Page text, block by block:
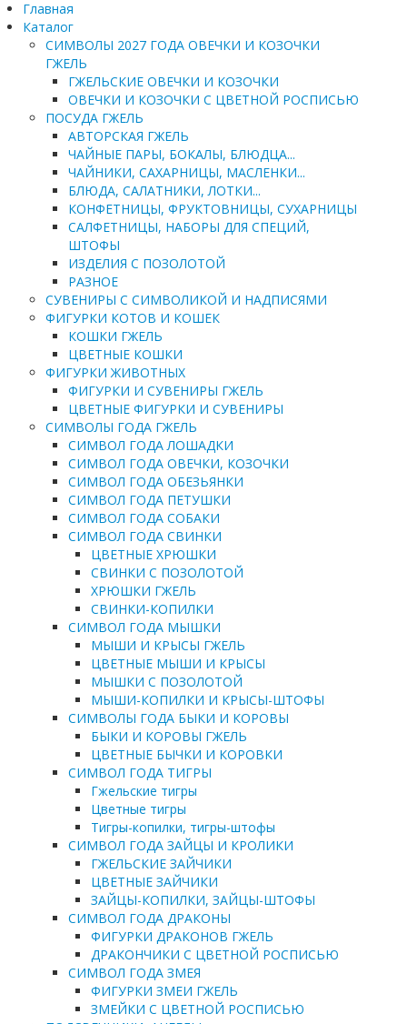
Главная
Каталог
СИМВОЛЫ 2027 ГОДА ОВЕЧКИ И КОЗОЧКИ
ГЖЕЛЬ
ГЖЕЛЬСКИЕ ОВЕЧКИ И КОЗОЧКИ
ОВЕЧКИ И КОЗОЧКИ С ЦВЕТНОЙ РОСПИСЬЮ
ПОСУДА ГЖЕЛЬ
АВТОРСКАЯ ГЖЕЛЬ
ЧАЙНЫЕ ПАРЫ, БОКАЛЫ, БЛЮДЦА...
ЧАЙНИКИ, САХАРНИЦЫ, МАСЛЕНКИ...
БЛЮДА, САЛАТНИКИ, ЛОТКИ...
КОНФЕТНИЦЫ, ФРУКТОВНИЦЫ, СУХАРНИЦЫ
САЛФЕТНИЦЫ, НАБОРЫ ДЛЯ СПЕЦИЙ,
ШТОФЫ
ИЗДЕЛИЯ С ПОЗОЛОТОЙ
РАЗНОЕ
СУВЕНИРЫ С СИМВОЛИКОЙ И НАДПИСЯМИ
ФИГУРКИ КОТОВ И КОШЕК
КОШКИ ГЖЕЛЬ
ЦВЕТНЫЕ КОШКИ
ФИГУРКИ ЖИВОТНЫХ
ФИГУРКИ И СУВЕНИРЫ ГЖЕЛЬ
ЦВЕТНЫЕ ФИГУРКИ И СУВЕНИРЫ
СИМВОЛЫ ГОДА ГЖЕЛЬ
СИМВОЛ ГОДА ЛОШАДКИ
СИМВОЛ ГОДА ОВЕЧКИ, КОЗОЧКИ
СИМВОЛ ГОДА ОБЕЗЬЯНКИ
СИМВОЛ ГОДА ПЕТУШКИ
СИМВОЛ ГОДА СОБАКИ
СИМВОЛ ГОДА СВИНКИ
ЦВЕТНЫЕ ХРЮШКИ
СВИНКИ С ПОЗОЛОТОЙ
ХРЮШКИ ГЖЕЛЬ
СВИНКИ-КОПИЛКИ
СИМВОЛ ГОДА МЫШКИ
МЫШИ И КРЫСЫ ГЖЕЛЬ
ЦВЕТНЫЕ МЫШИ И КРЫСЫ
МЫШКИ С ПОЗОЛОТОЙ
МЫШИ-КОПИЛКИ И КРЫСЫ-ШТОФЫ
СИМВОЛЫ ГОДА БЫКИ И КОРОВЫ
БЫКИ И КОРОВЫ ГЖЕЛЬ
ЦВЕТНЫЕ БЫЧКИ И КОРОВКИ
СИМВОЛ ГОДА ТИГРЫ
Гжельские тигры
Цветные тигры
Тигры-копилки, тигры-штофы
СИМВОЛ ГОДА ЗАЙЦЫ И КРОЛИКИ
ГЖЕЛЬСКИЕ ЗАЙЧИКИ
ЦВЕТНЫЕ ЗАЙЧИКИ
ЗАЙЦЫ-КОПИЛКИ, ЗАЙЦЫ-ШТОФЫ
СИМВОЛ ГОДА ДРАКОНЫ
ФИГУРКИ ДРАКОНОВ ГЖЕЛЬ
ДРАКОНЧИКИ С ЦВЕТНОЙ РОСПИСЬЮ
СИМВОЛ ГОДА ЗМЕЯ
ФИГУРКИ ЗМЕИ ГЖЕЛЬ
ЗМЕЙКИ С ЦВЕТНОЙ РОСПИСЬЮ